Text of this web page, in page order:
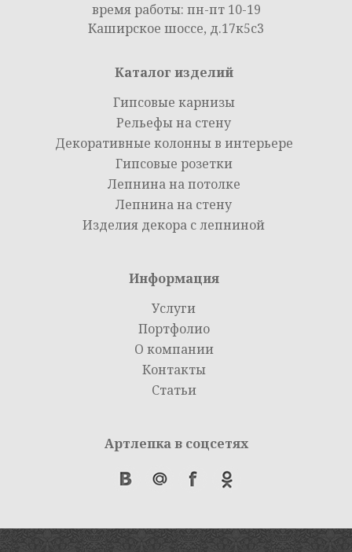
время работы: пн-пт 10-19
Каширское шоссе, д.17к5с3
Каталог изделий
Гипсовые карнизы
Рельефы на стену
Декоративные колонны в интерьере
Гипсовые розетки
Лепнина на потолке
Лепнина на стену
Изделия декора с лепниной
Информация
Услуги
Портфолио
О компании
Контакты
Статьи
Артлепка в соцсетях